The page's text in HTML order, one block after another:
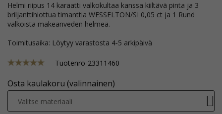
helmi riipus 14 karaatti valkokultaa kanssa kiiltävä pinta ja 3
briljanttihiottua timanttia WESSELTON/SI 0,05 ct ja 1 Rund
valkoista makeanveden helmeä.
Toimitusaika: Löytyy varastosta 4-5 arkipäivä
Tuotenro 23311460
Osta kaulakoru (valinnainen)
Valitse materiaali